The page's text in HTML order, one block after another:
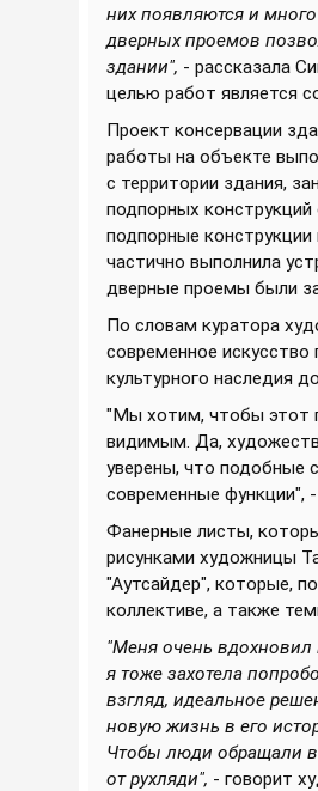
них появляются и
дверных проемов
здании", - рассказала
целью работ является
Проект консервации
работы на объекте
с территории здания,
подпорных
подпорные конструкции
частично выполнила
дверные проемы были
По словам куратора
современное искусство
культурного наследия
"Мы хотим, чтобы этот
видимым. Да,
уверены, что подобные
современные функции",
Фанерные листы,
рисунками художницы
"Аутсайдер", которые,
коллективе, а также
"Меня очень вдохновил
я тоже захотела
взгляд, идеальное
новую жизнь в его
Чтобы люди обращали
от рухляди", - говорит